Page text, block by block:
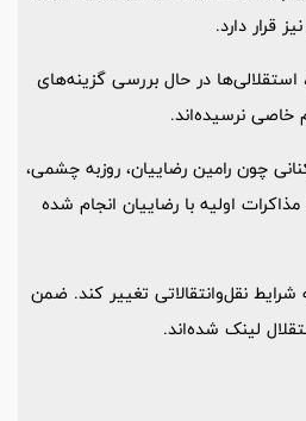
قرار دارد.
در حال بررسی گزینه‌های
خاصی نرسیده‌اند.
چون رامین رضاییان، روزبه چشمی،
اولیه با رضاییان انجام شده
نقل‌وانتقالاتی تغییر کند. ضمن
لینک شده‌اند.